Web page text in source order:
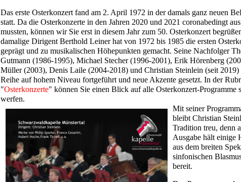
Das erste Osterkonzert fand am 2. April 1972 in der damals ganz neuen
statt. Da die Osterkonzerte in den Jahren 2020 und 2021 coronabedingt
mussten, können wir Sie erst in diesem Jahr zum 50. Osterkonzert
damalige Dirigent Berthold Leiner hat von 1972 bis 1985 die ersten
geprägt und zu musikalischen Höhepunkten gemacht. Seine Nachfolger
Gutmann (1986-1995), Michael Stecher (1996-2001), Erik Hörenberg
Müller (2003), Denis Laile (2004-2018) und Christian Steinlein (seit 2019)
Reihe auf hohem Niveau fortgeführt und neue Akzente gesetzt. In der
"Osterkonzerte" können Sie einen Blick auf alle Osterkonzert-Programme
werfen.
Mit seiner
bleibt Christian
Tradition treu, denn
Ausgabe hält einige
aus dem breiten
sinfonischen
bereit.